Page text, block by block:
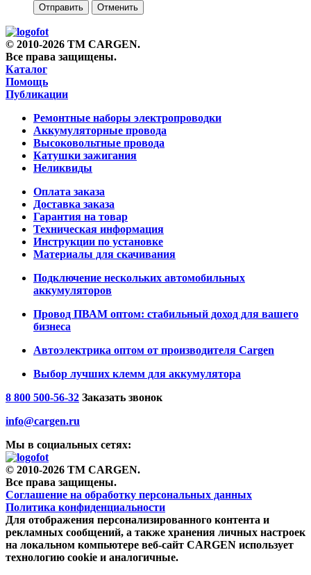
Отправить Отменить
© 2010-2026 TM CARGEN.
Все права защищены.
Каталог
Помощь
Публикации
Ремонтные наборы электропроводки
Аккумуляторные провода
Высоковольтные провода
Катушки зажигания
Неликвиды
Оплата заказа
Доставка заказа
Гарантия на товар
Техническая информация
Инструкции по установке
Материалы для скачивания
Подключение нескольких автомобильных
аккумуляторов
Провод ПВАМ оптом: стабильный доход для вашего
бизнеса
Автоэлектрика оптом от производителя Cargen
Выбор лучших клемм для аккумулятора
8 800 500-56-32 Заказать звонок
info@cargen.ru
Мы в социальных сетях:
© 2010-2026 TM CARGEN.
Все права защищены.
Соглашение на обработку персональных данных
Политика конфиденциальности
Для отображения персонализированного контента и
рекламных сообщений, а также хранения личных настроек
на локальном компьютере веб-сайт CARGEN использует
технологию cookie и аналогичные.